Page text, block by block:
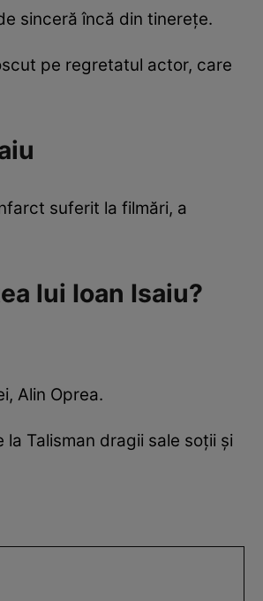
sinceră încă din tinerețe.
pe regretatul actor, care
suferit la filmări, a
lui Ioan Isaiu?
Alin Oprea.
Talisman dragii sale soții și